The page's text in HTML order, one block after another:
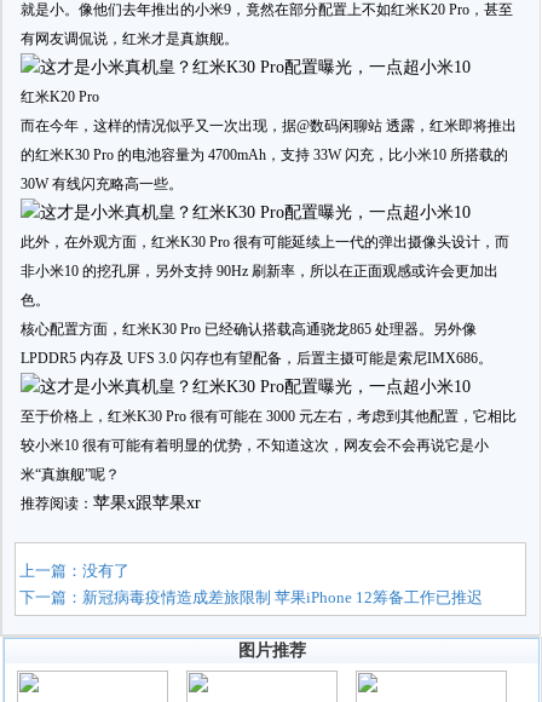
就是小。像他们去年推出的小米9，竟然在部分配置上不如红米K20 Pro，甚至
有网友调侃说，红米才是真旗舰。
红米K20 Pro
而在今年，这样的情况似乎又一次出现，据@数码闲聊站 透露，红米即将推出
的红米K30 Pro 的电池容量为 4700mAh，支持 33W 闪充，比小米10 所搭载的
30W 有线闪充略高一些。
此外，在外观方面，红米K30 Pro 很有可能延续上一代的弹出摄像头设计，而
非小米10 的挖孔屏，另外支持 90Hz 刷新率，所以在正面观感或许会更加出
色。
核心配置方面，红米K30 Pro 已经确认搭载高通骁龙865 处理器。另外像
LPDDR5 内存及 UFS 3.0 闪存也有望配备，后置主摄可能是索尼IMX686。
至于价格上，红米K30 Pro 很有可能在 3000 元左右，考虑到其他配置，它相比
较小米10 很有可能有着明显的优势，不知道这次，网友会不会再说它是小
米“真旗舰”呢？
推荐阅读： 苹果x跟苹果xr
上一篇：没有了
下一篇： 新冠病毒疫情造成差旅限制 苹果iPhone 12筹备工作已推迟
图片推荐